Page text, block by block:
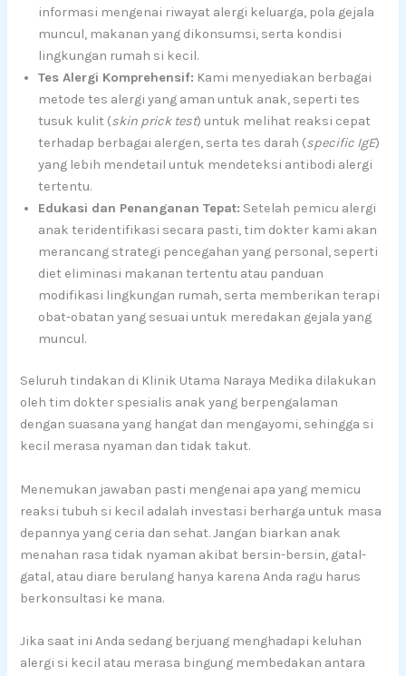
informasi mengenai riwayat alergi keluarga, pola gejala
muncul, makanan yang dikonsumsi, serta kondisi
lingkungan rumah si kecil.
Tes Alergi Komprehensif: Kami menyediakan berbagai
metode tes alergi yang aman untuk anak, seperti tes
tusuk kulit (skin prick test) untuk melihat reaksi cepat
terhadap berbagai alergen, serta tes darah (specific IgE)
yang lebih mendetail untuk mendeteksi antibodi alergi
tertentu.
Edukasi dan Penanganan Tepat: Setelah pemicu alergi
anak teridentifikasi secara pasti, tim dokter kami akan
merancang strategi pencegahan yang personal, seperti
diet eliminasi makanan tertentu atau panduan
modifikasi lingkungan rumah, serta memberikan terapi
obat-obatan yang sesuai untuk meredakan gejala yang
muncul.
Seluruh tindakan di Klinik Utama Naraya Medika dilakukan
oleh tim dokter spesialis anak yang berpengalaman
dengan suasana yang hangat dan mengayomi, sehingga si
kecil merasa nyaman dan tidak takut.
Menemukan jawaban pasti mengenai apa yang memicu
reaksi tubuh si kecil adalah investasi berharga untuk masa
depannya yang ceria dan sehat. Jangan biarkan anak
menahan rasa tidak nyaman akibat bersin-bersin, gatal-
gatal, atau diare berulang hanya karena Anda ragu harus
berkonsultasi ke mana.
Jika saat ini Anda sedang berjuang menghadapi keluhan
alergi si kecil atau merasa bingung membedakan antara